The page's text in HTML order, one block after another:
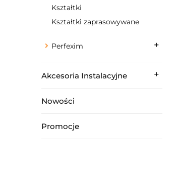
Kształtki
Kształtki zaprasowywane
Perfexim
Akcesoria Instalacyjne
Nowości
Promocje